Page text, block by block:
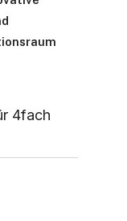
4fach